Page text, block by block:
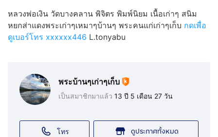
หลวงพ่อเงิน วัดบางคลาน พิจิตร พิมพ์นิยม เนื้อเก่าๆ สนิม
หยกส่าแดงพระเก่าๆเหมาๆบ้านๆ พระคนแก่เก่าๆเก็บ กดเพื่อ
ดูเบอร์โทร xxxxxx446 L.tonyabu
พระบ้านๆเก่าๆเก็บ
เป็นสมาชิกมาแล้ว 13 ปี 5 เดือน 27 วัน
โทร ดูประกาศทั้งหมด